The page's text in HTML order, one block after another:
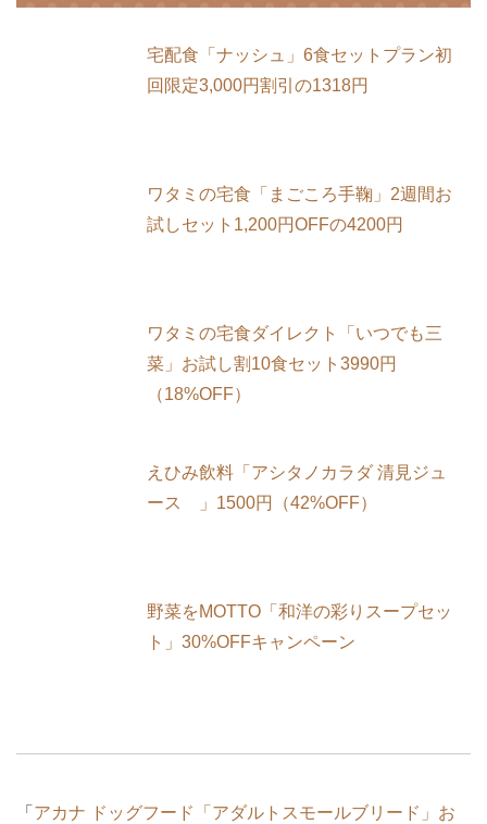
宅配食「ナッシュ」6食セットプラン初
回限定3,000円割引の1318円
ワタミの宅食「まごころ手鞠」2週間お
試しセット1,200円OFFの4200円
ワタミの宅食ダイレクト「いつでも三
菜」お試し割10食セット3990円
（18%OFF）
えひみ飲料「アシタノカラダ 清見ジュ
ース 」1500円（42%OFF）
野菜をMOTTO「和洋の彩りスープセッ
ト」30%OFFキャンペーン
「 アカナ ドッグフード「アダルトスモールブリード」お